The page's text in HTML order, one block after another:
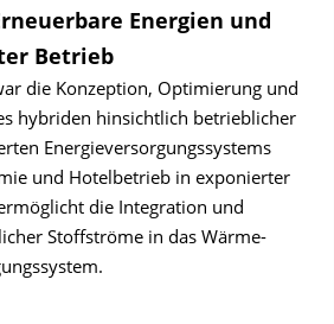
Energien und
Betrieb
die Konzeption, Optimierung und
hybriden hinsichtlich betrieblicher
Energieversorgungs­systems
und Hotelbetrieb in exponierter
die Integration und
Stoffströme in das Wärme-